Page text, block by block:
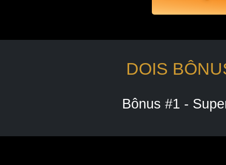
DOIS
Bônus #1 -